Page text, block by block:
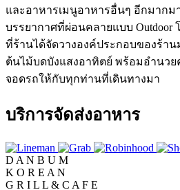
และอาหารเมนูอาหารอื่นๆ อีกมากม
บรรยากาศที่ผ่อนคลายแบบ Outdoor
ที่ร้านได้จัดวางองค์ประกอบของร้าน
ต้นไม้บดบังแสงอาทิตย์ พร้อมอำนว
จอดรถให้กับทุกท่านที่เดินทางมา
บริการจัดส่งอาหาร
D A N B U M
K O R E A N
G R I L L & C A F E